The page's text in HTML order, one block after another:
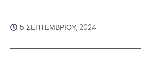
5 ΣΕΠΤΕΜΒΡΊΟΥ, 2024